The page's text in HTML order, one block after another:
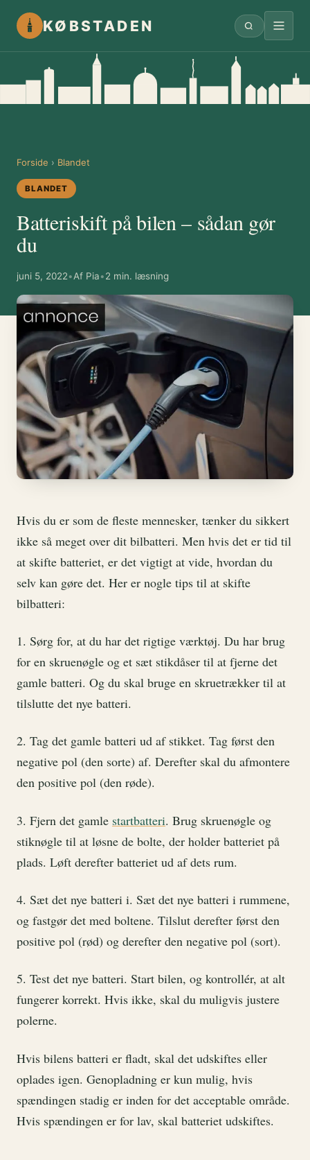
KØBSTADEN
Forside › Blandet
BLANDET
Batteriskift på bilen – sådan gør
du
juni 5, 2022•Af Pia•2 min. læsning
Hvis du er som de fleste mennesker, tænker du sikkert
ikke så meget over dit bilbatteri. Men hvis det er tid til
at skifte batteriet, er det vigtigt at vide, hvordan du
selv kan gøre det. Her er nogle tips til at skifte
bilbatteri:
1. Sørg for, at du har det rigtige værktøj. Du har brug
for en skruenøgle og et sæt stikdåser til at fjerne det
gamle batteri. Og du skal bruge en skruetrækker til at
tilslutte det nye batteri.
2. Tag det gamle batteri ud af stikket. Tag først den
negative pol (den sorte) af. Derefter skal du afmontere
den positive pol (den røde).
3. Fjern det gamle startbatteri. Brug skruenøgle og
stiknøgle til at løsne de bolte, der holder batteriet på
plads. Løft derefter batteriet ud af dets rum.
4. Sæt det nye batteri i. Sæt det nye batteri i rummene,
og fastgør det med boltene. Tilslut derefter først den
positive pol (rød) og derefter den negative pol (sort).
5. Test det nye batteri. Start bilen, og kontrollér, at alt
fungerer korrekt. Hvis ikke, skal du muligvis justere
polerne.
Hvis bilens batteri er fladt, skal det udskiftes eller
oplades igen. Genopladning er kun mulig, hvis
spændingen stadig er inden for det acceptable område.
Hvis spændingen er for lav, skal batteriet udskiftes.